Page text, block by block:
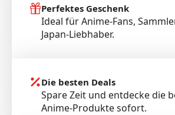
Perfektes Geschenk
Ideal für Anime-Fans,
Japan-Liebhaber.
Die besten Deals
Spare Zeit und entdecke die
Anime-Produkte sofort.